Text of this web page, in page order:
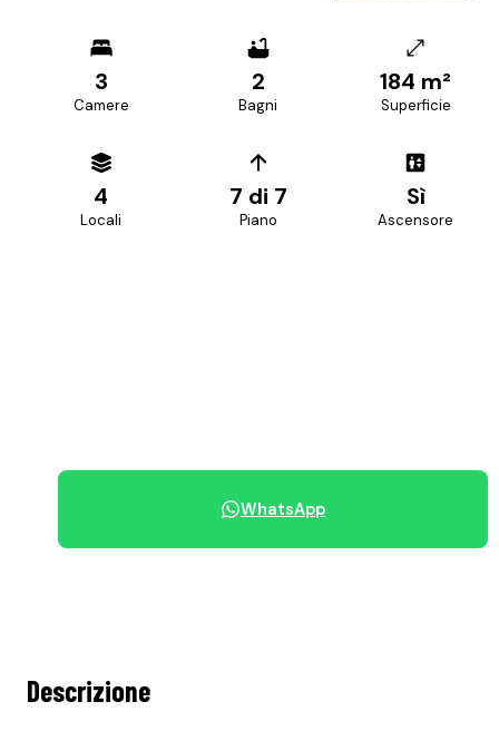
3
Camere
2
Bagni
184 m²
Superficie
4
Locali
7 di 7
Piano
Sì
Ascensore
WhatsApp
Descrizione